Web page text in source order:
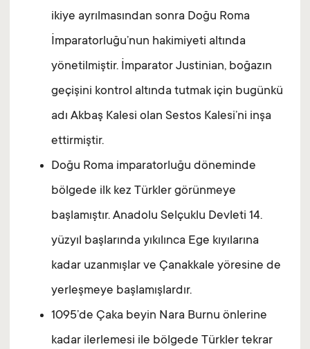
ikiye ayrılmasından sonra Doğu Roma
İmparatorluğu’nun hakimiyeti altında
yönetilmiştir. İmparator Justinian, boğazın
geçişini kontrol altında tutmak için bugünkü
adı Akbaş Kalesi olan Sestos Kalesi’ni inşa
ettirmiştir.
Doğu Roma imparatorluğu döneminde
bölgede ilk kez Türkler görünmeye
başlamıştır. Anadolu Selçuklu Devleti 14.
yüzyıl başlarında yıkılınca Ege kıyılarına
kadar uzanmışlar ve Çanakkale yöresine de
yerleşmeye başlamışlardır.
1095’de Çaka beyin Nara Burnu önlerine
kadar ilerlemesi ile bölgede Türkler tekrar